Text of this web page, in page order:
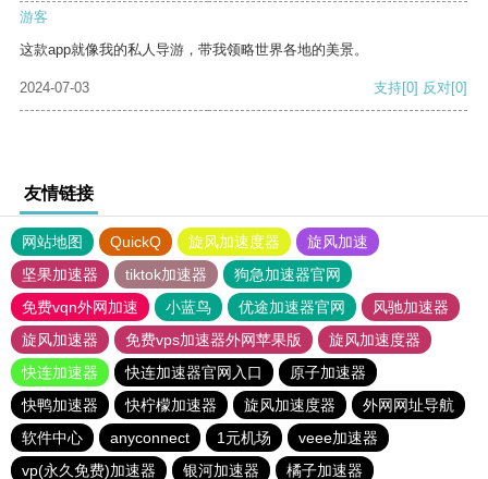
游客
这款app就像我的私人导游，带我领略世界各地的美景。
2024-07-03 支持[0] 反对[0]
友情链接
网站地图 QuickQ 旋风加速度器
旋风加速
坚果加速器
tiktok加速器
狗急加速器官网
免费vqn外网加速
小蓝鸟 优途加速器官网
风驰加速器
旋风加速器
免费vps加速器外网苹果版
旋风加速度器
快连加速器
快连加速器官网入口
原子加速器
快鸭加速器
快柠檬加速器 旋风加速度器
外网网址导航
软件中心
anyconnect 1元机场
veee加速器
vp(永久免费)加速器
银河加速器 橘子加速器